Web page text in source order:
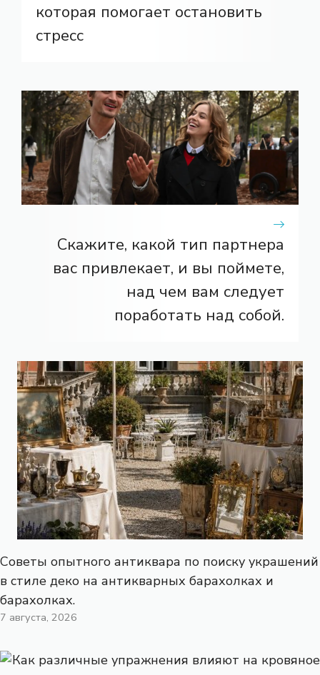
которая помогает остановить
стресс
Скажите, какой тип партнера
вас привлекает, и вы поймете,
над чем вам следует
поработать над собой.
Советы опытного антиквара по поиску украшений
в стиле деко на антикварных барахолках и
барахолках.
7 августа, 2026